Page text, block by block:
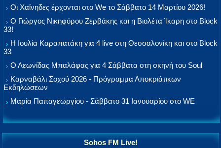
Οι Χαΐνηδες έρχονται στο We το Σάββατο 14 Μαρτίου 2026!
Ο Γιώργος Νικηφόρου Ζερβάκης και η Βιολέτα Ίκαρη στο Block
33!
Η Ιουλία Καραπατάκη για 4 live στη Θεσσαλονίκη και στο Block
33
Ο Λεωνίδας Μπαλάφας για 4 Σάββατα στη σκηνή του Soul
Καρναβάλι Σοχού 2026 - Πρόγραμμα Αποκριάτικων
Εκδηλώσεων
Μαρία Παπαγεωργίου - Σάββατο 31 Ιανουαρίου στο WE
Sohos FM Live!